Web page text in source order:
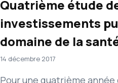
Quatrième étude
investissements
domaine de la
d’exécution pour
14 décembre 2017
Pour une quatrième